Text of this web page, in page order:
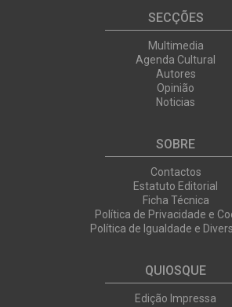
SECÇÕES
Multimedia
Agenda Cultural
Autores
Opinião
Noticias
SOBRE
Contactos
Estatuto Editorial
Ficha Técnica
Política de Privacidade e
Política de Igualdade e
QUIOSQUE
Edição Impressa